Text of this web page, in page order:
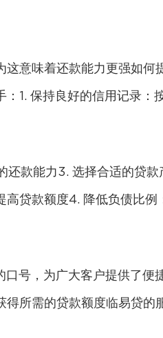
这意味着还款能力更强如何
1. 保持良好的信用记录：
还款能力3. 选择合适的贷款
贷款额度4. 降低负债比例
口号，为广大客户提供了便
得所需的贷款额度临易贷的